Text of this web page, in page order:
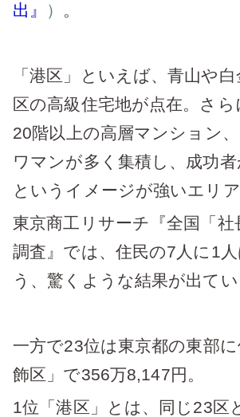
出』
） 。
「港区」といえば、青山や
区の高級住宅地が点在。さら
20階以上の高層マンション
ワマンが多く集積し、成功
というイメージが強いエリア
東京商工リサーチ『全国「社
調査』では、住民の7人に1
う、驚くような結果が出てい
一方で23位は東京都の東部
飾区」で356万8,147円。
1位「港区」とは、同じ23区